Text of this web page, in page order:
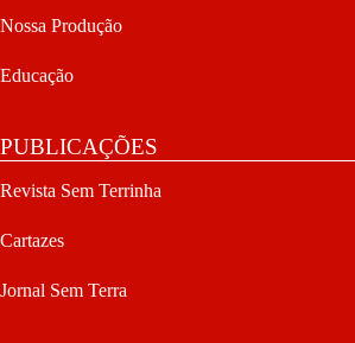
Nossa Produção
Educação
PUBLICAÇÕES
Revista Sem Terrinha
Cartazes
Jornal Sem Terra